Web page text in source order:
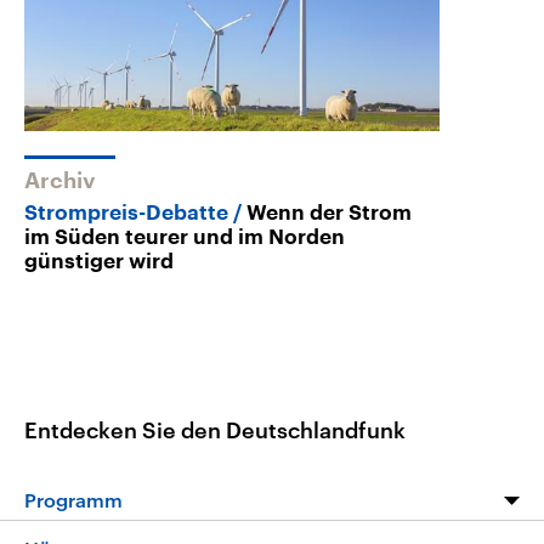
Archiv
Strompreis-Debatte
Wenn der Strom
im Süden teurer und im Norden
günstiger wird
Entdecken Sie den Deutschlandfunk
Programm